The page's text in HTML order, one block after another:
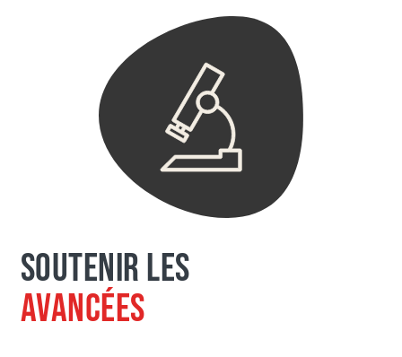
SOUTENIR LES
AVANCÉES